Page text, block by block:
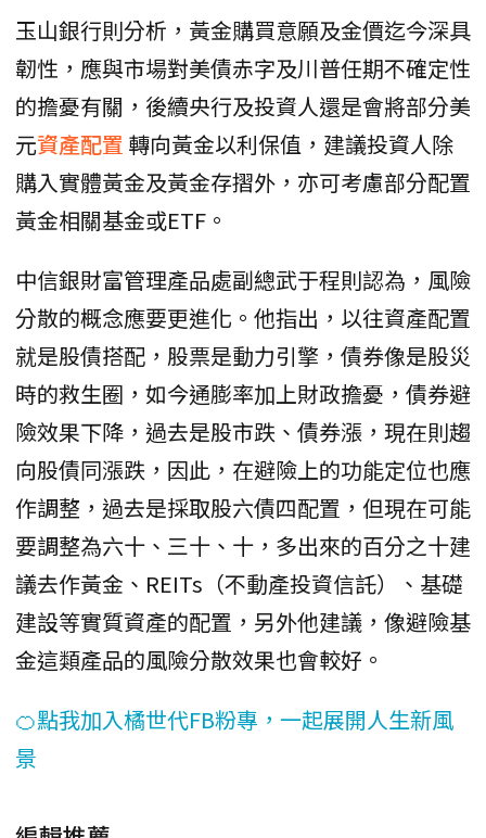
玉山銀行則分析，黃金購買意願及金價迄今深具
韌性，應與市場對美債赤字及川普任期不確定性
的擔憂有關，後續央行及投資人還是會將部分美
元資產配置 轉向黃金以利保值，建議投資人除
購入實體黃金及黃金存摺外，亦可考慮部分配置
黃金相關基金或ETF。
中信銀財富管理產品處副總武于程則認為，風險
分散的概念應要更進化。他指出，以往資產配置
就是股債搭配，股票是動力引擎，債券像是股災
時的救生圈，如今通膨率加上財政擔憂，債券避
險效果下降，過去是股市跌、債券漲，現在則趨
向股債同漲跌，因此，在避險上的功能定位也應
作調整，過去是採取股六債四配置，但現在可能
要調整為六十、三十、十，多出來的百分之十建
議去作黃金、REITs（不動產投資信託）、基礎
建設等實質資產的配置，另外他建議，像避險基
金這類產品的風險分散效果也會較好。
🍊點我加入橘世代FB粉專，一起展開人生新風
景